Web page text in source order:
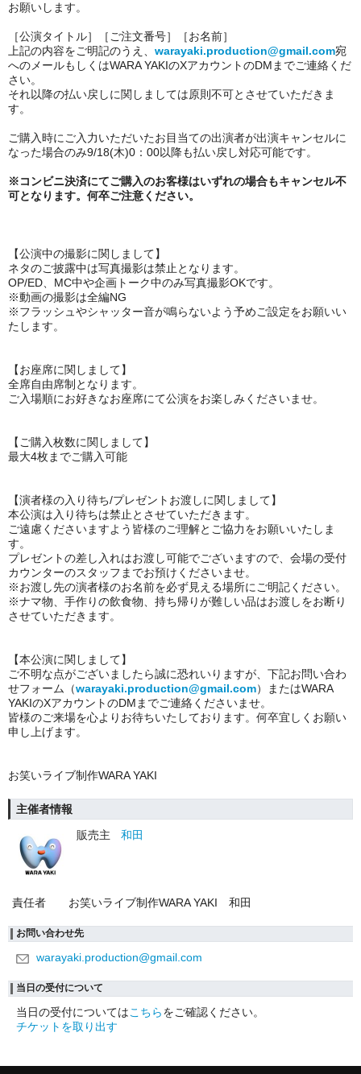
お願いします。
［公演タイトル］［ご注文番号］［お名前］
上記の内容をご明記のうえ、 warayaki.production@gmail.com宛
へのメールもしくはWARA YAKIのXアカウントのDMまでご連絡くだ
さい。
それ以降の払い戻しに関しましては原則不可とさせていただきま
す。
ご購入時にご入力いただいたお目当ての出演者が出演キャンセルに
なった場合のみ9/18(木)0：00以降も払い戻し対応可能です。
※コンビニ決済にてご購入のお客様はいずれの場合もキャンセル不
可となります。何卒ご注意ください。
【公演中の撮影に関しまして】
ネタのご披露中は写真撮影は禁止となります。
OP/ED、MC中や企画トーク中のみ写真撮影OKです。
※動画の撮影は全編NG
※フラッシュやシャッター音が鳴らないよう予めご設定をお願いい
たします。
【お座席に関しまして】
全席自由席制となります。
ご入場順にお好きなお座席にて公演をお楽しみくださいませ。
【ご購入枚数に関しまして】
最大4枚までご購入可能
【演者様の入り待ち/プレゼントお渡しに関しまして】
本公演は入り待ちは禁止とさせていただきます。
ご遠慮くださいますよう皆様のご理解とご協力をお願いいたしま
す。
プレゼントの差し入れはお渡し可能でございますので、会場の受付
カウンターのスタッフまでお預けくださいませ。
※お渡し先の演者様のお名前を必ず見える場所にご明記ください。
※ナマ物、手作りの飲食物、持ち帰りが難しい品はお渡しをお断り
させていただきます。
【本公演に関しまして】
ご不明な点がございましたら誠に恐れいりますが、下記お問い合わ
せフォーム（warayaki.production@gmail.com）またはWARA
YAKIのXアカウントのDMまでご連絡くださいませ。
皆様のご来場を心よりお待ちいたしております。何卒宜しくお願い
申し上げます。
お笑いライブ制作WARA YAKI
主催者情報
販売主
和田
責任者 お笑いライブ制作WARA YAKI 和田
お問い合わせ先
warayaki.production@gmail.com
当日の受付について
当日の受付についてはこちらをご確認ください。
チケットを取り出す